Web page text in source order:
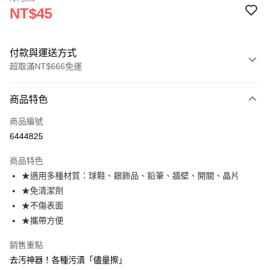
NT$45
付款與運送方式
超取滿NT$666免運
信用卡一次付款
超商取貨付款
Apple Pay
街口支付
悠遊付
AFTEE先享後付
相關說明
【關於「AFTEE先享後付」】
商品特色
商品編號
6444825
商品特色
★適用多種材質：球鞋、銀飾品、鉛筆、牆壁、開關、晶片
★免清潔劑
★不傷表面
★攜帶方便
銷售重點
去汚神器！各種污漬「儘量擦」